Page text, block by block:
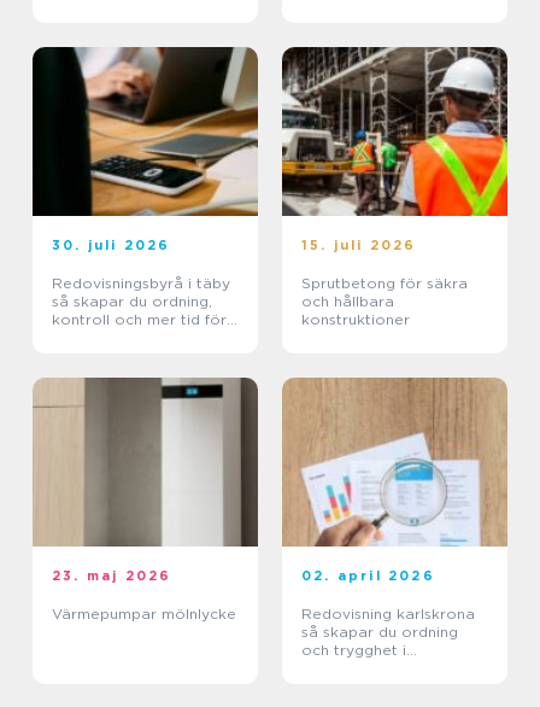
30. juli 2026
Redovisningsbyrå i täby
så skapar du ordning,
kontroll och mer tid för
15. juli 2026
Sprutbetong för säkra
och hållbara
konstruktioner
23. maj 2026
Värmepumpar mölnlycke
02. april 2026
Redovisning karlskrona
så skapar du ordning
och trygghet i